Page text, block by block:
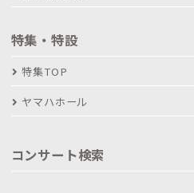
特集・特設
特集TOP
ヤマハホール
コンサート検索